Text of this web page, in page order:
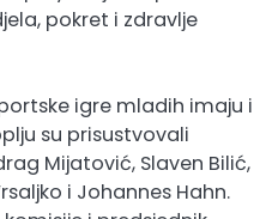
pokret i zdravlje
igre mladih imaju i
su prisustvovali
Mijatović, Slaven Bilić,
i Johannes Hahn.